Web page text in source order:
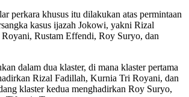
perkara khusus itu dilakukan atas permintaan
kasus ijazah Jokowi, yakni Rizal
Rustam Effendi, Roy Suryo, dan
dalam dua klaster, di mana klaster pertama
Rizal Fadillah, Kurnia Tri Royani, dan
klaster kedua menghadirkan Roy Suryo,